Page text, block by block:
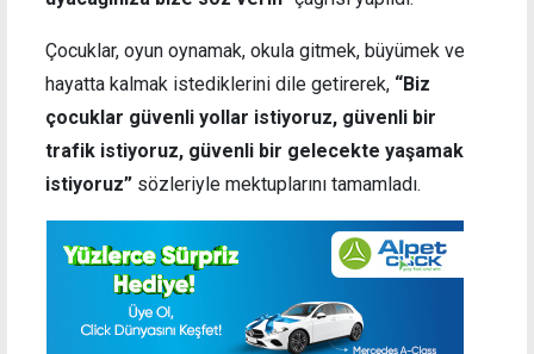
Çocuklar, oyun oynamak, okula gitmek, büyümek ve
hayatta kalmak istediklerini dile getirerek, “Biz
çocuklar güvenli yollar istiyoruz, güvenli bir
trafik istiyoruz, güvenli bir gelecekte yaşamak
istiyoruz” sözleriyle mektuplarını tamamladı.